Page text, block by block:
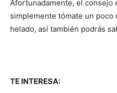
Afortunadamente, el consejo
simplemente tómate un poco
helado, así también podrás
TE INTERESA: